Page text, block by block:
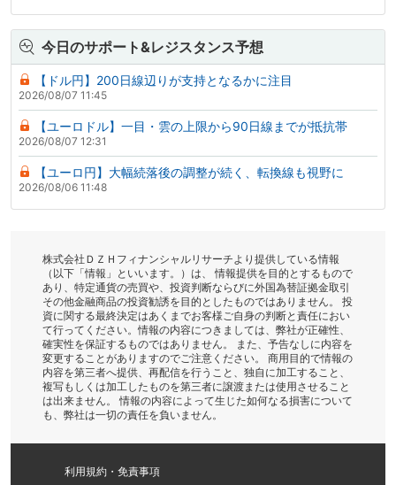
今日のサポート&レジスタンス予想
【ドル円】200日線辺りが支持となるかに注目
2026/08/07 11:45
【ユーロドル】一目・雲の上限から90日線までが抵抗帯
2026/08/07 12:31
【ユーロ円】大幅続落後の調整が続く、転換線も視野に
2026/08/06 11:48
株式会社ＤＺＨフィナンシャルリサーチより提供している情報
（以下「情報」といいます。）は、 情報提供を目的とするもので
あり、特定通貨の売買や、投資判断ならびに外国為替証拠金取引
その他金融商品の投資勧誘を目的としたものではありません。 投
資に関する最終決定はあくまでお客様ご自身の判断と責任におい
て行ってください。情報の内容につきましては、弊社が正確性、
確実性を保証するものではありません。 また、予告なしに内容を
変更することがありますのでご注意ください。 商用目的で情報の
内容を第三者へ提供、再配信を行うこと、独自に加工すること、
複写もしくは加工したものを第三者に譲渡または使用させること
は出来ません。 情報の内容によって生じた如何なる損害について
も、弊社は一切の責任を負いません。
利用規約・免責事項